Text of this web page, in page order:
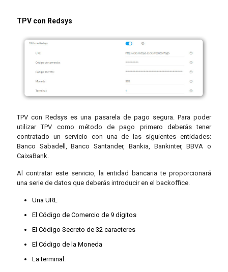
TPV con Redsys
TPV con Redsys es una pasarela de pago segura. Para poder
utilizar TPV como método de pago primero deberás tener
contratado un servicio con una de las siguientes entidades:
Banco Sabadell, Banco Santander, Bankia, Bankinter, BBVA o
CaixaBank.
Al contratar este servicio, la entidad bancaria te proporcionará
una serie de datos que deberás introducir en el backoffice.
Una URL
El Código de Comercio de 9 dígitos
El Código Secreto de 32 caracteres
El Código de la Moneda
La terminal.